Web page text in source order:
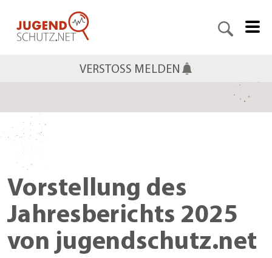
VERSTOSS MELDEN
Vorstellung des
Jahresberichts 2025
von jugendschutz.net